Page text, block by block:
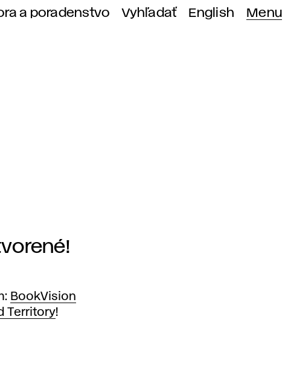
a poradenstvo Vyhľadať English Menu
BookVision
Territory!